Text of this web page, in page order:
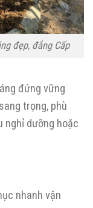
đẹp, đẳng Cấp
đứng vững
trọng, phù
nghỉ dưỡng hoặc
nhanh vận